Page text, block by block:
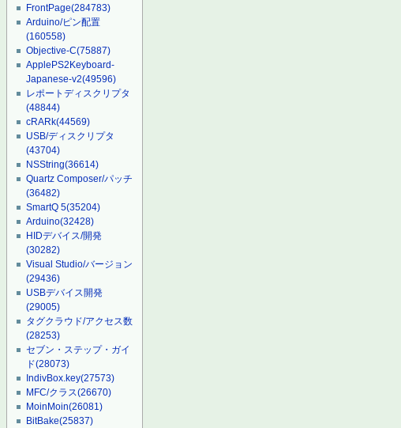
FrontPage(284783)
Arduino/ピン配置
(160558)
Objective-C(75887)
ApplePS2Keyboard-
Japanese-v2(49596)
レポートディスクリプタ
(48844)
cRARk(44569)
USB/ディスクリプタ
(43704)
NSString(36614)
Quartz Composer/パッチ
(36482)
SmartQ 5(35204)
Arduino(32428)
HIDデバイス/開発
(30282)
Visual Studio/バージョン
(29436)
USBデバイス開発
(29005)
タグクラウド/アクセス数
(28253)
セブン・ステップ・ガイ
ド(28073)
IndivBox.key(27573)
MFC/クラス(26670)
MoinMoin(26081)
BitBake(25837)